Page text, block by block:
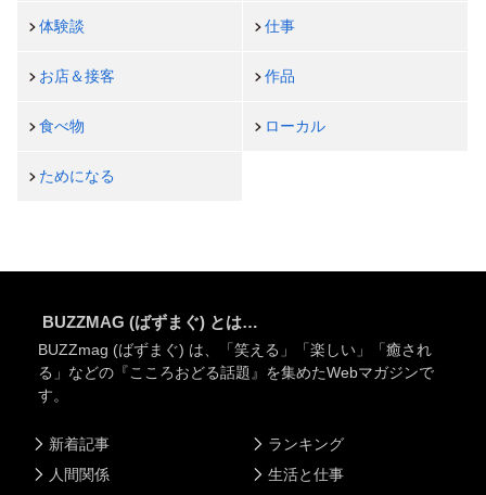
体験談 仕事
お店＆接客 作品
食べ物 ローカル
ためになる
BUZZMAG (ばずまぐ) とは…
BUZZmag (ばずまぐ) は、「笑える」「楽しい」「癒され
る」などの『こころおどる話題』を集めたWebマガジンで
す。
新着記事
人間関係
ランキング
生活と仕事